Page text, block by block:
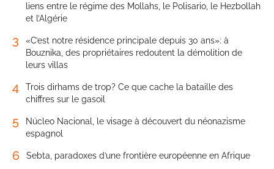
liens entre le régime des Mollahs, le Polisario, le Hezbollah
et l’Algérie
3
«C’est notre résidence principale depuis 30 ans»: à
Bouznika, des propriétaires redoutent la démolition de
leurs villas
4
Trois dirhams de trop? Ce que cache la bataille des
chiffres sur le gasoil
5
Núcleo Nacional, le visage à découvert du néonazisme
espagnol
6 Sebta, paradoxes d’une frontière européenne en Afrique